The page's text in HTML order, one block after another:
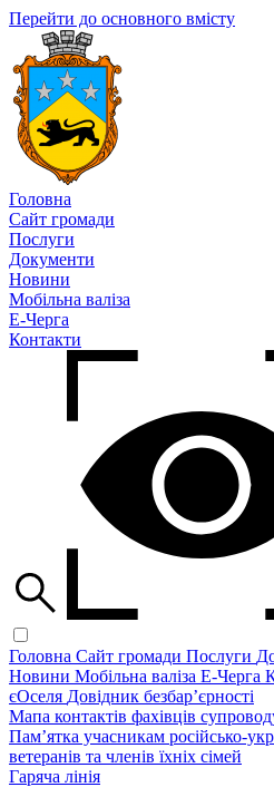
Перейти до основного вмісту
Головна
Сайт громади
Послуги
Документи
Новини
Мобільна валіза
Е-Черга
Контакти
Головна Сайт громади Послуги
Новини Мобільна валіза Е-Черга
єОселя Довідник безбар’єрності
Мапа контактів фахівців
Пам’ятка учасникам російсько-
ветеранів та членів їхніх сімей
Гаряча лінія